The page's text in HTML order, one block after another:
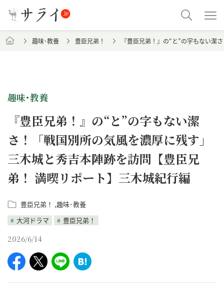
趣味･教養 豊臣兄弟！ 『豊臣兄弟！』の“と”の字もない潔
趣味･教養
『豊臣兄弟！』の“と”の字もない潔
さ！「戦国別所の気風を濃厚に残す」
三木城と秀吉本陣跡を訪問【豊臣兄
弟！ 満喫リポート】三木城紀行編
豊臣兄弟！
趣味･教養
大河ドラマ
豊臣兄弟！
2026/6/14